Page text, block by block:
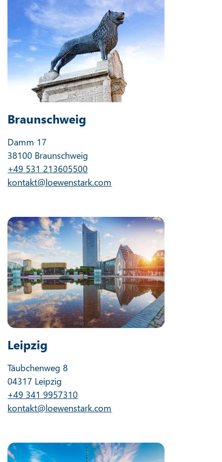
Braunschweig
Damm 17
38100 Braunschweig
+49 531 213605500
kontakt@loewenstark.com
Leipzig
Täubchenweg 8
04317 Leipzig
+49 341 9957310
kontakt@loewenstark.com